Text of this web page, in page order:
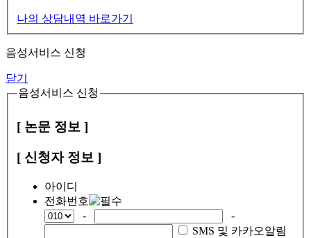
나의 상담내역 바로가기
음성서비스 신청
닫기
음성서비스 신청
[ 논문 정보 ]
[ 신청자 정보 ]
아이디
전화번호
-
-
SMS 및 카카오알림